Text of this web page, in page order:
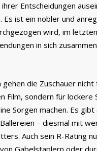
Entscheidungen
Es ist ein nobler und
wird, im
in sich
gehen die Zuschauer
Film, sondern für
Sorgen machen. Es
– diesmal mit
Auch sein R-Rating